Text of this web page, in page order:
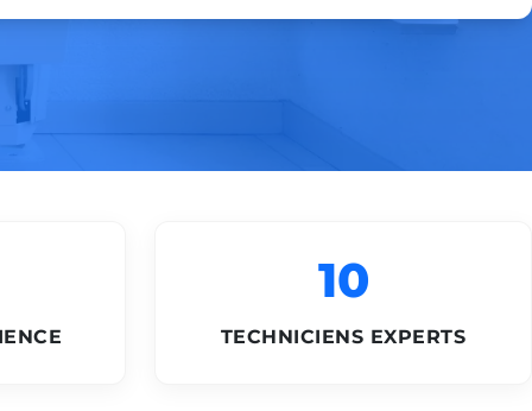
10
TECHNICIENS EXPERTS